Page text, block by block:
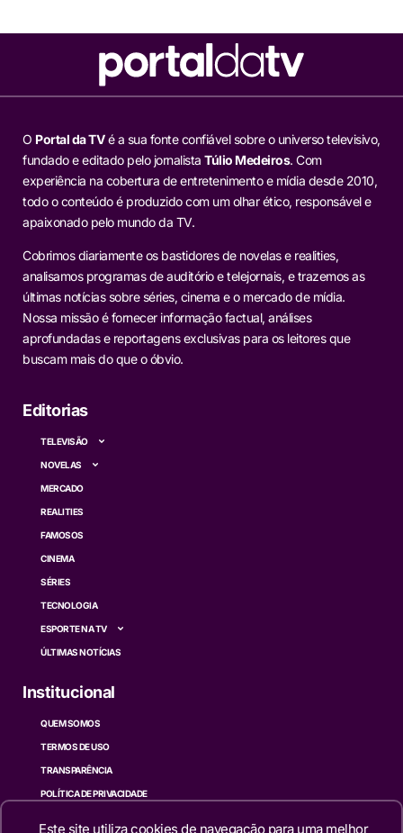
O Portal da TVé a sua fonte confiável sobre o universo televisivo,
fundado e editado pelo jornalista Túlio Medeiros. Com
experiência na cobertura de entretenimento e mídia desde 2010,
todo o conteúdo é produzido com um olhar ético, responsável e
apaixonado pelo mundo da TV.
Cobrimos diariamente os bastidores de novelas e realities,
analisamos programas de auditório e telejornais, e trazemos as
últimas notícias sobre séries, cinema e o mercado de mídia.
Nossa missão é fornecer informação factual, análises
aprofundadas e reportagens exclusivas para os leitores que
buscam mais do que o óbvio.
Editorias
TELEVISÃO
NOVELAS
MERCADO
REALITIES
FAMOSOS
CINEMA
SÉRIES
TECNOLOGIA
ESPORTE NA TV
ÚLTIMAS NOTÍCIAS
Institucional
QUEM SOMOS
TERMOS DE USO
TRANSPARÊNCIA
POLÍTICA DE PRIVACIDADE
Este site utiliza cookies de navegação para uma melhor